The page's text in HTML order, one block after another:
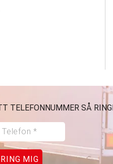
TELEFONNUMMER SÅ
RING MIG